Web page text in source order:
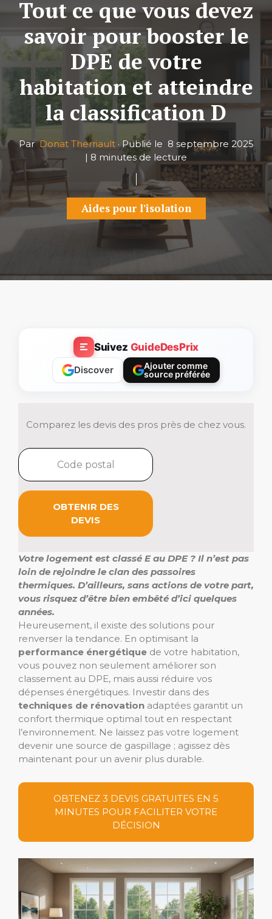
Tout ce que vous devez
savoir pour booster le
DPE de votre
habitation et atteindre
la classification D
ParDonat Therriault · Publié le 8 septembre 2025
| 8 minutes de lecture
Aides pour l'isolation
Suivez GuideDesPrix
Discover
Ajouter comme
source préférée
Comparez les devis des pros près de chez vous.
OBTENIR DES
DEVIS
Votre logement est classé E au DPE ? Il n’est pas
loin de rejoindre le clan des passoires
thermiques. D’ailleurs, sans actions de votre part,
vous risquez d’être bien embêté d’ici quelques
années.
Heureusement, il existe des solutions pour
renverser la tendance. En optimisant la
performance énergétique de votre habitation,
vous pouvez non seulement améliorer son
classement au DPE, mais aussi réduire vos
dépenses énergétiques. Investir dans des
techniques de rénovation adaptées garantit un
confort thermique optimal tout en respectant
l’environnement. Ne laissez pas votre logement
devenir une source de gaspillage ; agissez dès
maintenant pour un avenir plus durable.
OBTENEZ 3 DEVIS GRATUITES EN 5
MINUTES POUR FACILITER VOTRE
DÉCISION